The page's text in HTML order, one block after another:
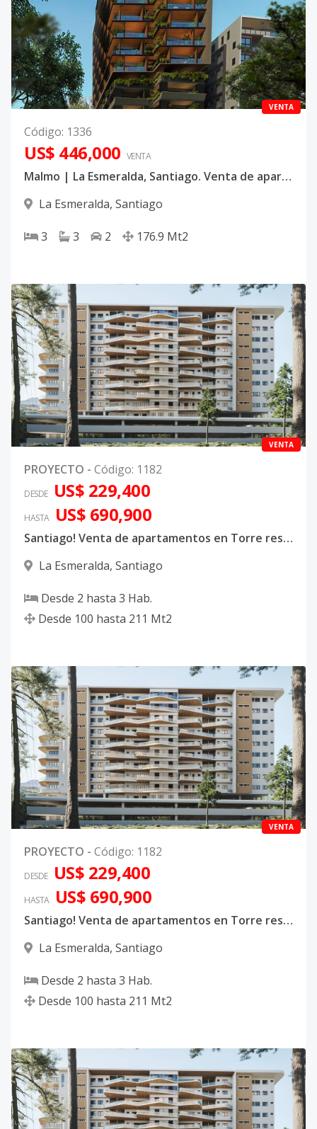
VENTA
Código: 1336
US$ 446,000 VENTA
Malmo | La Esmeralda, Santiago. Venta de apartamentos con linea blanca incluida
La Esmeralda, Santiago
3 3 2 176.9 Mt2
VENTA
PROYECTO - Código: 1182
DESDE US$ 229,400
HASTA US$ 690,900
Santiago! Venta de apartamentos en Torre residencial en Villa Olga Prime Towers
La Esmeralda, Santiago
Desde 2 hasta 3 Hab.
Desde 100 hasta 211 Mt2
VENTA
PROYECTO - Código: 1182
DESDE US$ 229,400
HASTA US$ 690,900
Santiago! Venta de apartamentos en Torre residencial en Villa Olga Prime Towers
La Esmeralda, Santiago
Desde 2 hasta 3 Hab.
Desde 100 hasta 211 Mt2